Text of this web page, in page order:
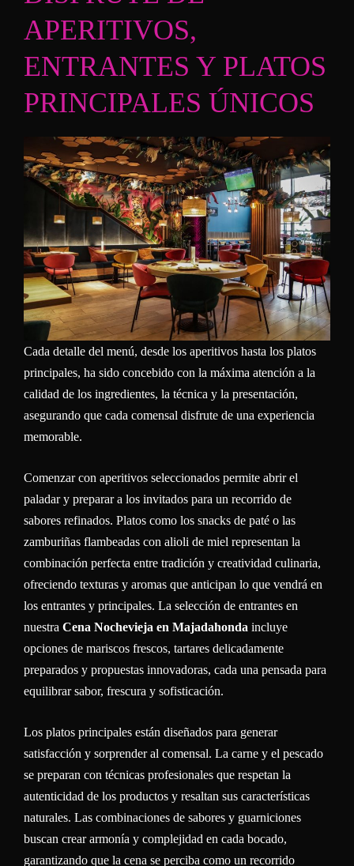
APERITIVOS,
ENTRANTES Y PLATOS
PRINCIPALES ÚNICOS
Cada detalle del menú, desde los aperitivos hasta los platos
principales, ha sido concebido con la máxima atención a la
calidad de los ingredientes, la técnica y la presentación,
asegurando que cada comensal disfrute de una experiencia
memorable.
Comenzar con aperitivos seleccionados permite abrir el
paladar y preparar a los invitados para un recorrido de
sabores refinados. Platos como los snacks de paté o las
zamburiñas flambeadas con alioli de miel representan la
combinación perfecta entre tradición y creatividad culinaria,
ofreciendo texturas y aromas que anticipan lo que vendrá en
los entrantes y principales. La selección de entrantes en
nuestra Cena Nochevieja en Majadahonda incluye
opciones de mariscos frescos, tartares delicadamente
preparados y propuestas innovadoras, cada una pensada para
equilibrar sabor, frescura y sofisticación.
Los platos principales están diseñados para generar
satisfacción y sorprender al comensal. La carne y el pescado
se preparan con técnicas profesionales que respetan la
autenticidad de los productos y resaltan sus características
naturales. Las combinaciones de sabores y guarniciones
buscan crear armonía y complejidad en cada bocado,
garantizando que la cena se perciba como un recorrido